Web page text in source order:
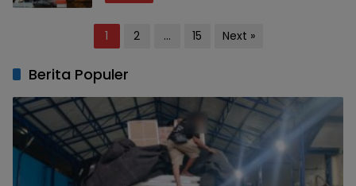
1 2 … 15 Next »
Berita Populer